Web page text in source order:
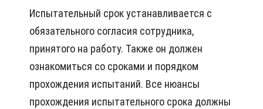
Испытательный срок устанавливается с
обязательного согласия сотрудника,
принятого на работу. Также он должен
ознакомиться со сроками и порядком
прохождения испытаний. Все нюансы
прохождения испытательного срока должны